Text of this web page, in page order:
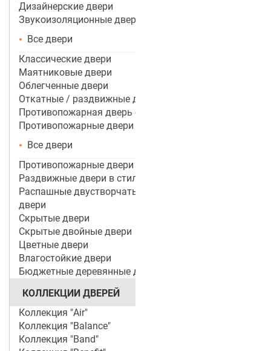
Дизайнерские двери
Звукоизоляционные двери
Все двери
Классические двери
Маятниковые двери
Облегченные двери
Откатные / раздвижные двери
Противопожарная дверь со стеклом
Противопожарные двери
Все двери
Противопожарные двери ei 60
Раздвижные двери в стиле лофт
Распашные двустворчатые межкомнатные
двери
Скрытые двери
Скрытые двойные двери
Цветные двери
Влагостойкие двери
Бюджетные деревянные двери
КОЛЛЕКЦИИ ДВЕРЕЙ
Коллекция "Air"
Коллекция "Balance"
Коллекция "Band"